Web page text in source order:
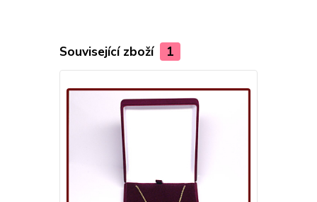
Související zboží 1